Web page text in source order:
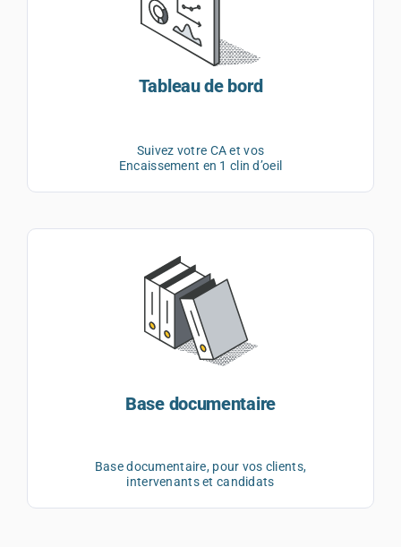
Tableau de bord
Suivez votre CA et vos
Encaissement en 1 clin d’oeil
Base documentaire
Base documentaire, pour vos clients,
intervenants et candidats